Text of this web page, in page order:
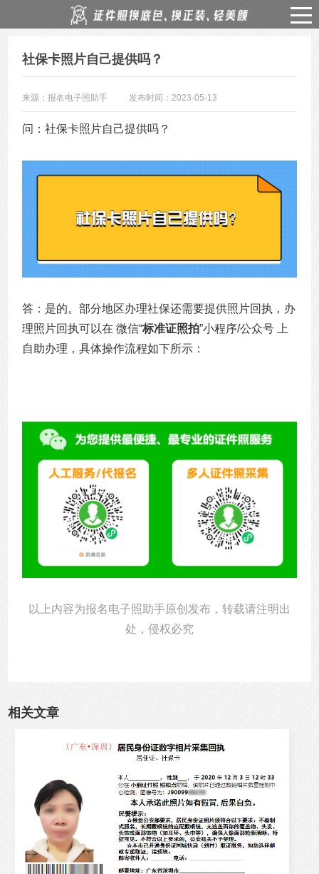
社保卡照片自己提供吗？
来源：报名电子照助手 发布时间：2023-05-13
问：社保卡照片自己提供吗？
答：是的。部分地区办理社保还需要提供照片回执，办
理照片回执可以在 微信“标准证照拍”小程序/公众号 上
自助办理，具体操作流程如下所示：
以上内容为报名电子照助手原创发布，转载请注明出
处，侵权必究
相关文章